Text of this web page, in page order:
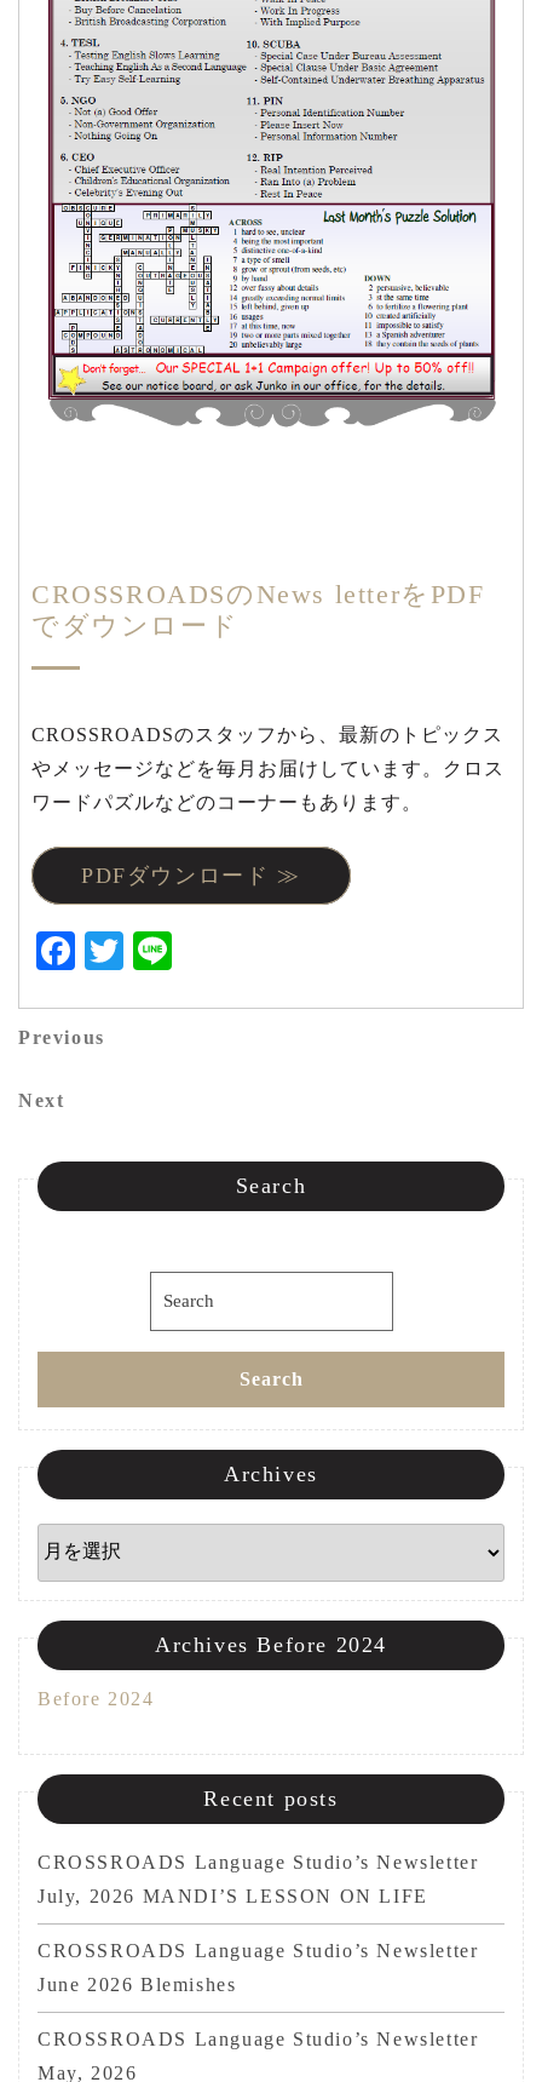
CROSSROADSのNews letterをPDF
でダウンロード
CROSSROADSのスタッフから、最新のトピックス
やメッセージなどを毎月お届けしています。クロス
ワードパズルなどのコーナーもあります。
PDFダウンロード ≫
Facebook
Twitter
投
稿
ビ
ゲ
ー
シ
ョ
ン
Previous
Previous
Next
Next
Search
for:
Search
Archives
Archives
Archives Before 2024
Before 2024
Recent posts
CROSSROADS Language Studio’s Newsletter
July, 2026 MANDI’S LESSON ON LIFE
CROSSROADS Language Studio’s Newsletter
June 2026 Blemishes
CROSSROADS Language Studio’s Newsletter
May, 2026